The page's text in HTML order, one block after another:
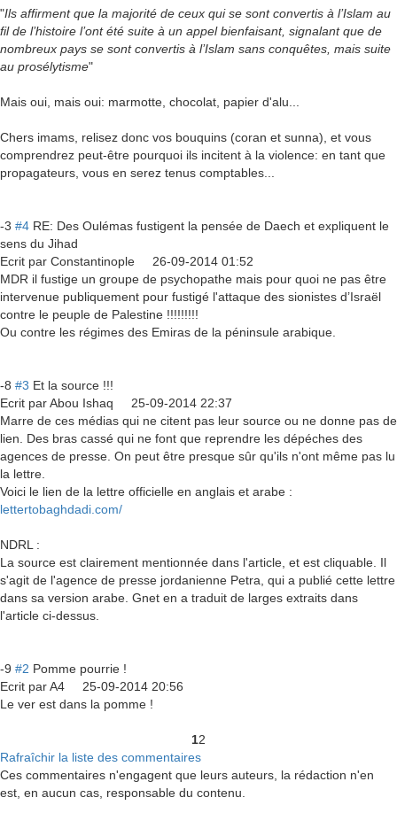
"Ils affirment que la majorité de ceux qui se sont convertis à l’Islam au
fil de l’histoire l’ont été suite à un appel bienfaisant, signalant que de
nombreux pays se sont convertis à l’Islam sans conquêtes, mais suite
au prosélytisme"
Mais oui, mais oui: marmotte, chocolat, papier d'alu...
Chers imams, relisez donc vos bouquins (coran et sunna), et vous
comprendrez peut-être pourquoi ils incitent à la violence: en tant que
propagateurs, vous en serez tenus comptables...
-3 #4 RE: Des Oulémas fustigent la pensée de Daech et expliquent le
sens du Jihad
Ecrit par Constantinople
26-09-2014 01:52
MDR il fustige un groupe de psychopathe mais pour quoi ne pas être
intervenue publiquement pour fustigé l'attaque des sionistes d’Israël
contre le peuple de Palestine !!!!!!!!!
Ou contre les régimes des Emiras de la péninsule arabique.
-8 #3 Et la source !!!
Ecrit parAbou Ishaq
25-09-2014 22:37
Marre de ces médias qui ne citent pas leur source ou ne donne pas de
lien. Des bras cassé qui ne font que reprendre les dépéches des
agences de presse. On peut être presque sûr qu'ils n'ont même pas lu
la lettre.
Voici le lien de la lettre officielle en anglais et arabe :
lettertobaghdadi.com/
NDRL :
La source est clairement mentionnée dans l'article, et est cliquable. Il
s'agit de l'agence de presse jordanienne Petra, qui a publié cette lettre
dans sa version arabe. Gnet en a traduit de larges extraits dans
l'article ci-dessus.
-9 #2 Pomme pourrie !
Ecrit parA4
25-09-2014 20:56
Le ver est dans la pomme !
12
Rafraîchir la liste des commentaires
Ces commentaires n'engagent que leurs auteurs, la rédaction n'en
est, en aucun cas, responsable du contenu.